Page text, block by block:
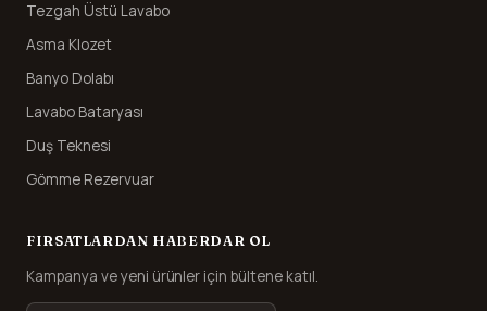
Tezgah Üstü Lavabo
Asma Klozet
Banyo Dolabı
Lavabo Bataryası
Duş Teknesi
Gömme Rezervuar
FIRSATLARDAN HABERDAR OL
Kampanya ve yeni ürünler için bültene katıl.